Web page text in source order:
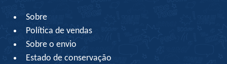
Sobre
Política de vendas
Sobre o envio
Estado de conservação